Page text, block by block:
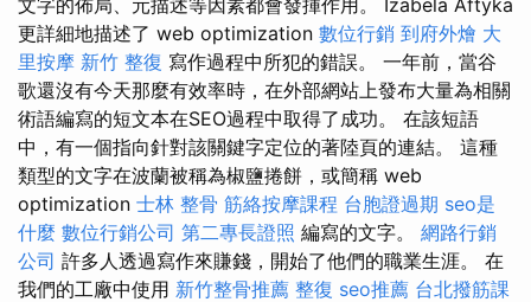
更詳細地描述了 web optimization 數位行銷 到府外燴 大
里按摩 新竹 整復 寫作過程中所犯的錯誤。 一年前，當谷
歌還沒有今天那麼有效率時，在外部網站上發布大量為相關
術語編寫的短文本在SEO過程中取得了成功。 在該短語
中，有一個指向針對該關鍵字定位的著陸頁的連結。 這種
類型的文字在波蘭被稱為椒鹽捲餅，或簡稱 web
optimization 士林 整骨 筋絡按摩課程 台胞證過期 seo是
什麼 數位行銷公司 第二專長證照 編寫的文字。 網路行銷
公司 許多人透過寫作來賺錢，開始了他們的職業生涯。 在
我們的工廠中使用 新竹整骨推薦 整復 seo推薦 台北撥筋課